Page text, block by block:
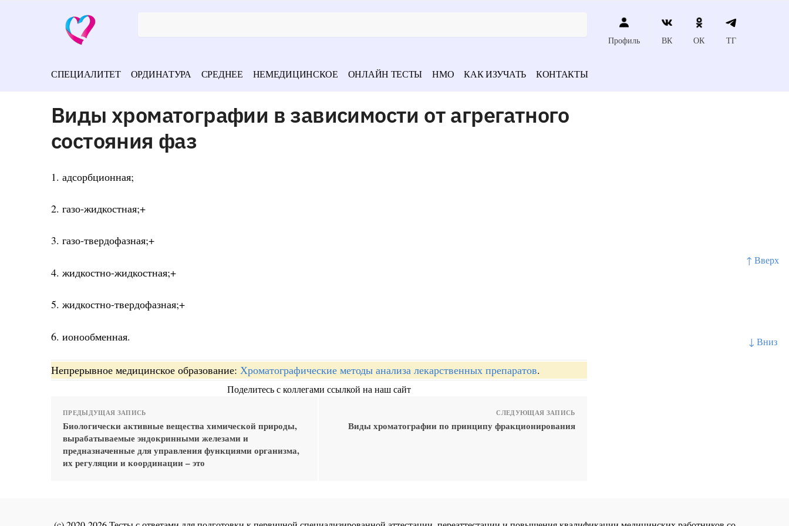
↑ Вверх
↓ Вниз
Профиль ВК ОК ТГ
СПЕЦИАЛИТЕТ ОРДИНАТУРА СРЕДНЕЕ НЕМЕДИЦИНСКОЕ ОНЛАЙН ТЕСТЫ НМО КАК ИЗУЧАТЬ КОНТАКТЫ
Виды хроматографии в зависимости от агрегатного
состояния фаз
1. адсорбционная;
2. газо-жидкостная;+
3. газо-твердофазная;+
4. жидкостно-жидкостная;+
5. жидкостно-твердофазная;+
6. ионообменная.
Непрерывное медицинское образование: Хроматографические методы анализа лекарственных препаратов.
Поделитесь с коллегами ссылкой на наш сайт
ПРЕДЫДУЩАЯ ЗАПИСЬ
Биологически активные вещества химической природы,
вырабатываемые эндокринными железами и
предназначенные для управления функциями организма,
их регуляции и координации – это
СЛЕДУЮЩАЯ ЗАПИСЬ
Виды хроматографии по принципу фракционирования